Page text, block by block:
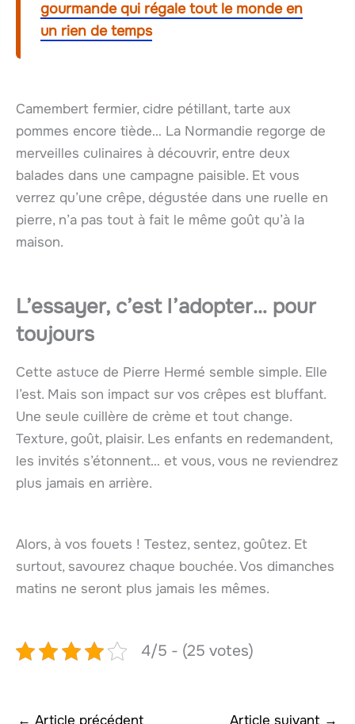
gourmande qui régale tout le monde en
un rien de temps
Camembert fermier, cidre pétillant, tarte aux
pommes encore tiède… La Normandie regorge de
merveilles culinaires à découvrir, entre deux
balades dans une campagne paisible. Et vous
verrez qu’une crêpe, dégustée dans une ruelle en
pierre, n’a pas tout à fait le même goût qu’à la
maison.
L’essayer, c’est l’adopter… pour
toujours
Cette astuce de Pierre Hermé semble simple. Elle
l’est. Mais son impact sur vos crêpes est bluffant.
Une seule cuillère de crème et tout change.
Texture, goût, plaisir. Les enfants en redemandent,
les invités s’étonnent… et vous, vous ne reviendrez
plus jamais en arrière.
Alors, à vos fouets ! Testez, sentez, goûtez. Et
surtout, savourez chaque bouchée. Vos dimanches
matins ne seront plus jamais les mêmes.
4/5 - (25 votes)
← Article précédent Article suivant →